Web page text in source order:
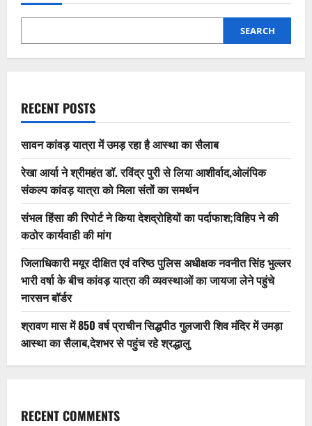
SEARCH
RECENT POSTS
सावन कांवड़ यात्रा में उमड़ रहा है आस्था का सैलाब
रेखा आर्या ने श्रीमहंत डॉ. रविंद्र पुरी से लिया आशीर्वाद,ओलंपिक
संकल्प कांवड़ यात्रा को मिला संतों का समर्थन
संभल हिंसा की रिपोर्ट ने किया देशद्रोहियों का पर्दाफाश;विहिप ने की
कठोर कार्यवाही की मांग
जिलाधिकारी मयूर दीक्षित एवं वरिष्ठ पुलिस अधीक्षक नवनीत सिंह भुल्लर
भारी वर्षा के बीच कांवड़ यात्रा की व्यवस्थाओं का जायजा लेने पहुंचे
नारसन बॉर्डर
श्रावण मास में 850 वर्ष प्राचीन सिद्धपीठ गुलजारी शिव मंदिर में उमड़ा
आस्था का सैलाब,देशभर से पहुंच रहे श्रद्धालु
RECENT COMMENTS